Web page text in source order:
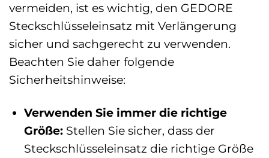
vermeiden, ist es wichtig, den GEDORE
Steckschlüsseleinsatz mit Verlängerung
sicher und sachgerecht zu verwenden.
Beachten Sie daher folgende
Sicherheitshinweise:
Verwenden Sie immer die richtige
Größe:Stellen Sie sicher, dass der
Steckschlüsseleinsatz die richtige Größe